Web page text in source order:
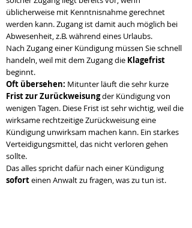
üblicherweise mit Kenntnisnahme gerechnet
werden kann. Zugang ist damit auch möglich bei
Abwesenheit, z.B. während eines Urlaubs.
Nach Zugang einer Kündigung müssen Sie schnell
handeln, weil mit dem Zugang die Klagefrist
beginnt.
Oft übersehen: Mitunter läuft die sehr kurze
Frist zur Zurückweisungder Kündigung von
wenigen Tagen. Diese Frist ist sehr wichtig, weil die
wirksame rechtzeitige Zurückweisung eine
Kündigung unwirksam machen kann. Ein starkes
Verteidigungsmittel, das nicht verloren gehen
sollte.
Das alles spricht dafür nach einer Kündigung
soforteinen Anwalt zu fragen, was zu tun ist.